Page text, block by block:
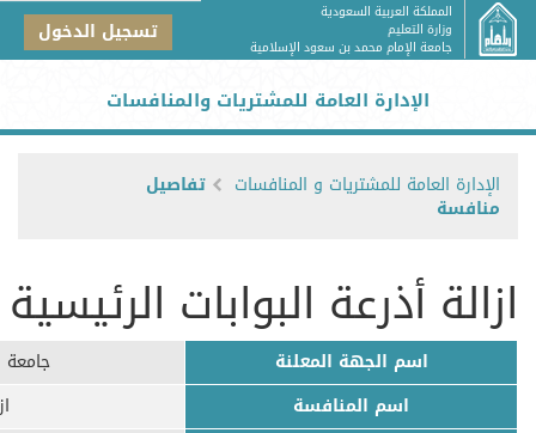
المملكة العربية السعودية
وزارة التعليم
جامعة الإمام محمد بن سعود الإسلامية تسجيل الدخول
الإدارة العامة للمشتريات والمنافسات
الإدارة العامة للمشتريات و المنافسات تفاصيل
منافسة
ازالة أذرعة البوابات الرئيسية
اسم الجهة المعلنة
جامعة
اسم المنافسة